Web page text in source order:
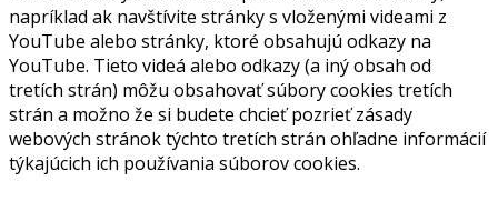
napríklad ak navštívite stránky s vloženými videami z
YouTube alebo stránky, ktoré obsahujú odkazy na
YouTube. Tieto videá alebo odkazy (a iný obsah od
tretích strán) môžu obsahovať súbory cookies tretích
strán a možno že si budete chcieť pozrieť zásady
webových stránok týchto tretích strán ohľadne informácií
týkajúcich ich používania súborov cookies.